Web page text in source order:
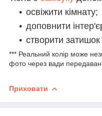
освіжити кімнату;
доповнити
створити затишок
*** Реальний колір може
фото через вади
Приховати